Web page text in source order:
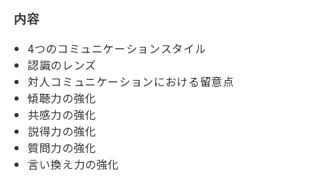
内容
4つのコミュニケーションスタイル
認識のレンズ
対人コミュニケーションにおける留意点
傾聴力の強化
共感力の強化
説得力の強化
質問力の強化
言い換え力の強化